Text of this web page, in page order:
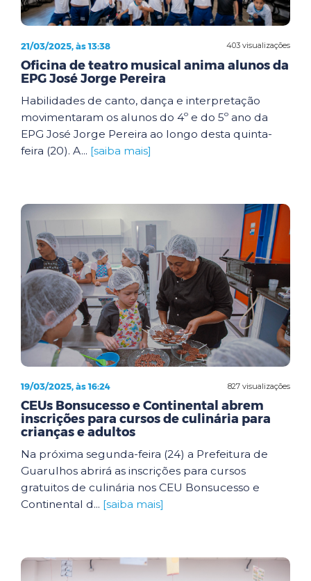
403 visualizações
21/03/2025, às 13:38
Oficina de teatro musical anima alunos da
EPG José Jorge Pereira
Habilidades de canto, dança e interpretação
movimentaram os alunos do 4º e do 5º ano da
EPG José Jorge Pereira ao longo desta quinta-
feira (20). A... [saiba mais]
827 visualizações
19/03/2025, às 16:24
CEUs Bonsucesso e Continental abrem
inscrições para cursos de culinária para
crianças e adultos
Na próxima segunda-feira (24) a Prefeitura de
Guarulhos abrirá as inscrições para cursos
gratuitos de culinária nos CEU Bonsucesso e
Continental d... [saiba mais]